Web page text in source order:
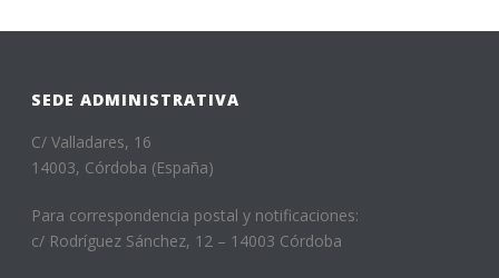
SEDE ADMINISTRATIVA
C/ Valladares, 16
14003, Córdoba (España)
Para correspondencia postal y notificaciones:
c/ Rodríguez Sánchez, 12 – 14003 Córdoba